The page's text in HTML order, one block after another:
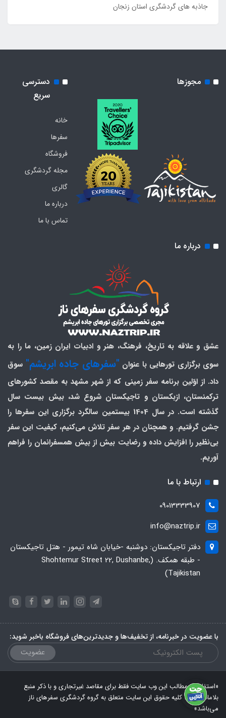
جاذبه های گردشگری استان زنجان
مجوزها
دسترسی
سریع
خانه
سفرها
فروشگاه
مجله گردشگری
گالری
درباره ما
تماس با ما
درباره ما
عشق و علاقه به تاریخ، فرهنگ، هنر و ادبیات ایران زمین، ما را به
سوی برگزاری تورهایی با عنوان "سفرهای جاده ابریشم" سوق
داد. از اوّلین برنامه سفر زمینی که از شهر مشهد به مقصد کشورهای
ترکمنستان، ازبکستان و تاجیکستان شروع شد، بیش بیست سال
گذشته است. در سال 1404 بیستمین سالگرد برگزاری این سفرها را
جشن گرفتیم. و همچنان در هر سفر تلاش می‌کنیم، کیفیت این سفر
بی‌نظیر را افزایش داده و رضایت بیش از بیش همسفرانمان را فراهم
آوریم.
ارتباط با ما
09013333907
info@naztrip.ir
دفتر تاجیکستان: دوشنبه -خیابان شاه تیمور - هتل تاجیکستان
- طبقه همکف. (Shohtemur Street 22, Dushanbe,
Tajikistan)
با عضویت در خبرنامه، از تخفیف‌ها و جدیدترین‌های فروشگاه باخبر شوید:
عضویت
«استفاده از مطالب این وب سایت فقط برای مقاصد غیرتجاری و با ذکر منبع
بلامانع است. کلیه حقوق این سایت متعلق به گروه گردشگری سفرهای ناز
می‌باشد»